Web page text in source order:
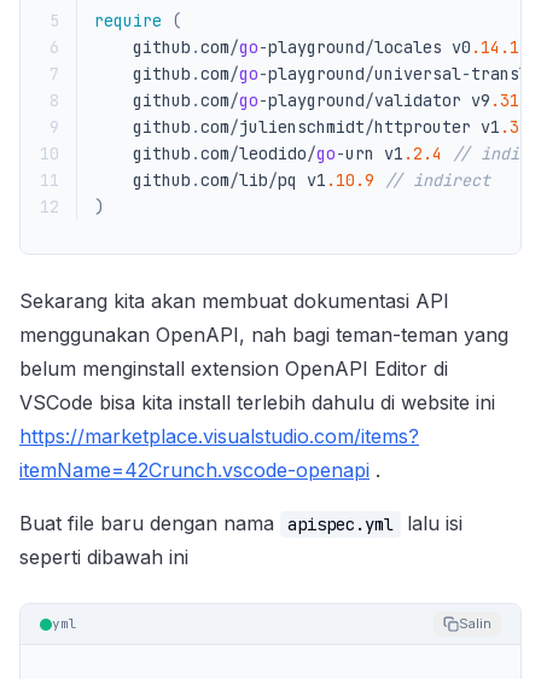
5
require
(
6
github .com/go-playground/locales v0 .14.1
7
github .com/go-playground/universal-
8
github .com/go-playground/validator v9 .31.0
9
github .com/julienschmidt/httprouter v1 .3.0
10
github .com/leodido/go-urn v1 .2.4
//
11
github .com/lib/pq v1 .10.9
// indirect
12
)
Sekarang kita akan membuat dokumentasi API
menggunakan OpenAPI, nah bagi teman-teman yang
belum menginstall extension OpenAPI Editor di
VSCode bisa kita install terlebih dahulu di website ini
https://marketplace.visualstudio.com/items?
itemName=42Crunch.vscode-openapi .
Buat file baru dengan nama apispec.yml
lalu isi
seperti dibawah ini
yml Salin